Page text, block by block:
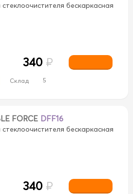
бескаркасная
Склад 5
340 ₽
FORCE DFF16
бескаркасная
340 ₽